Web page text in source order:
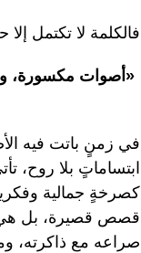
فالكلمة لا تكتمل
«أصوات مكسورة،
في زمنٍ باتت فيه
ابتساماتٍ بلا روح،
كصرخةٍ جمالية
قصص قصيرة، بل هي
صراعه مع ذاكرته،